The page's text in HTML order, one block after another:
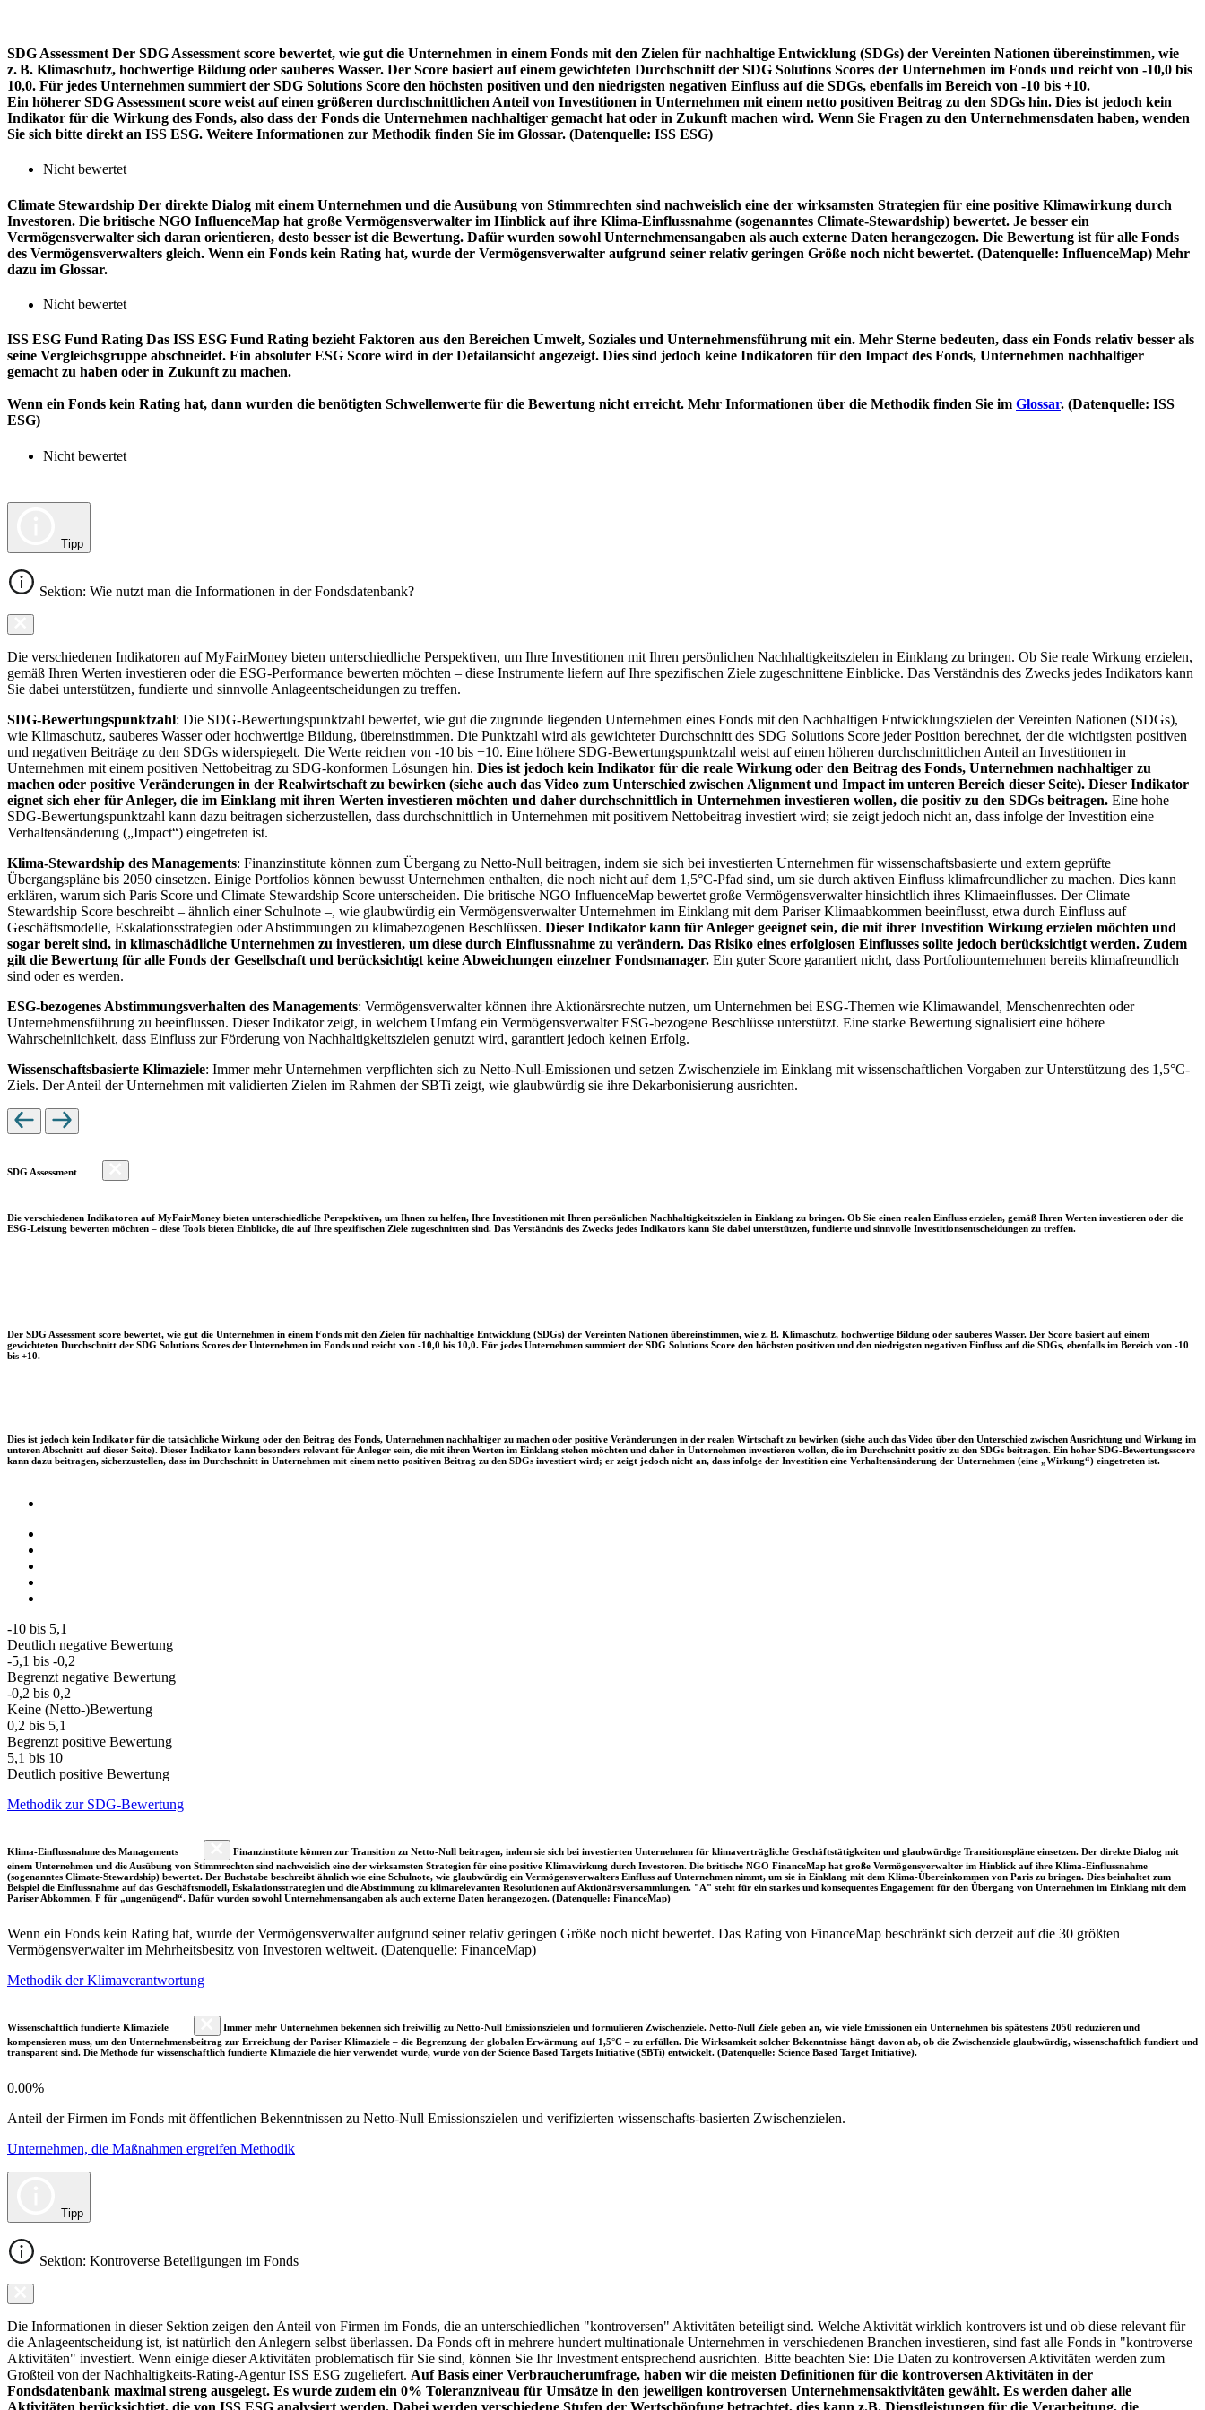
SDG Assessment Der SDG Assessment score bewertet, wie gut die Unternehmen in einem Fonds mit den Zielen für nachhaltige Entwicklung (SDGs) der Vereinten Nationen übereinstimmen, wie
z. B. Klimaschutz, hochwertige Bildung oder sauberes Wasser. Der Score basiert auf einem gewichteten Durchschnitt der SDG Solutions Scores der Unternehmen im Fonds und reicht von -10,0 bis
10,0. Für jedes Unternehmen summiert der SDG Solutions Score den höchsten positiven und den niedrigsten negativen Einfluss auf die SDGs, ebenfalls im Bereich von -10 bis +10.
Ein höherer SDG Assessment score weist auf einen größeren durchschnittlichen Anteil von Investitionen in Unternehmen mit einem netto positiven Beitrag zu den SDGs hin. Dies ist jedoch kein
Indikator für die Wirkung des Fonds, also dass der Fonds die Unternehmen nachhaltiger gemacht hat oder in Zukunft machen wird. Wenn Sie Fragen zu den Unternehmensdaten haben, wenden
Sie sich bitte direkt an ISS ESG. Weitere Informationen zur Methodik finden Sie im Glossar. (Datenquelle: ISS ESG)
Nicht bewertet
Climate Stewardship Der direkte Dialog mit einem Unternehmen und die Ausübung von Stimmrechten sind nachweislich eine der wirksamsten Strategien für eine positive Klimawirkung durch
Investoren. Die britische NGO InfluenceMap hat große Vermögensverwalter im Hinblick auf ihre Klima-Einflussnahme (sogenanntes Climate-Stewardship) bewertet. Je besser ein
Vermögensverwalter sich daran orientieren, desto besser ist die Bewertung. Dafür wurden sowohl Unternehmensangaben als auch externe Daten herangezogen. Die Bewertung ist für alle Fonds
des Vermögensverwalters gleich. Wenn ein Fonds kein Rating hat, wurde der Vermögensverwalter aufgrund seiner relativ geringen Größe noch nicht bewertet. (Datenquelle: InfluenceMap) Mehr
dazu im Glossar.
Nicht bewertet
ISS ESG Fund Rating Das ISS ESG Fund Rating bezieht Faktoren aus den Bereichen Umwelt, Soziales und Unternehmensführung mit ein. Mehr Sterne bedeuten, dass ein Fonds relativ besser als
seine Vergleichsgruppe abschneidet. Ein absoluter ESG Score wird in der Detailansicht angezeigt. Dies sind jedoch keine Indikatoren für den Impact des Fonds, Unternehmen nachhaltiger
gemacht zu haben oder in Zukunft zu machen.
Wenn ein Fonds kein Rating hat, dann wurden die benötigten Schwellenwerte für die Bewertung nicht erreicht. Mehr Informationen über die Methodik finden Sie im Glossar. (Datenquelle: ISS
ESG)
Nicht bewertet
Tipp
Sektion: Wie nutzt man die Informationen in der Fondsdatenbank?
Die verschiedenen Indikatoren auf MyFairMoney bieten unterschiedliche Perspektiven, um Ihre Investitionen mit Ihren persönlichen Nachhaltigkeitszielen in Einklang zu bringen. Ob Sie reale Wirkung erzielen,
gemäß Ihren Werten investieren oder die ESG-Performance bewerten möchten – diese Instrumente liefern auf Ihre spezifischen Ziele zugeschnittene Einblicke. Das Verständnis des Zwecks jedes Indikators kann
Sie dabei unterstützen, fundierte und sinnvolle Anlageentscheidungen zu treffen.
SDG-Bewertungspunktzahl: Die SDG-Bewertungspunktzahl bewertet, wie gut die zugrunde liegenden Unternehmen eines Fonds mit den Nachhaltigen Entwicklungszielen der Vereinten Nationen (SDGs),
wie Klimaschutz, sauberes Wasser oder hochwertige Bildung, übereinstimmen. Die Punktzahl wird als gewichteter Durchschnitt des SDG Solutions Score jeder Position berechnet, der die wichtigsten positiven
und negativen Beiträge zu den SDGs widerspiegelt. Die Werte reichen von -10 bis +10. Eine höhere SDG-Bewertungspunktzahl weist auf einen höheren durchschnittlichen Anteil an Investitionen in
Unternehmen mit einem positiven Nettobeitrag zu SDG-konformen Lösungen hin. Dies ist jedoch kein Indikator für die reale Wirkung oder den Beitrag des Fonds, Unternehmen nachhaltiger zu
machen oder positive Veränderungen in der Realwirtschaft zu bewirken (siehe auch das Video zum Unterschied zwischen Alignment und Impact im unteren Bereich dieser Seite). Dieser Indikator
eignet sich eher für Anleger, die im Einklang mit ihren Werten investieren möchten und daher durchschnittlich in Unternehmen investieren wollen, die positiv zu den SDGs beitragen. Eine hohe
SDG-Bewertungspunktzahl kann dazu beitragen sicherzustellen, dass durchschnittlich in Unternehmen mit positivem Nettobeitrag investiert wird; sie zeigt jedoch nicht an, dass infolge der Investition eine
Verhaltensänderung („Impact“) eingetreten ist.
Klima-Stewardship des Managements: Finanzinstitute können zum Übergang zu Netto-Null beitragen, indem sie sich bei investierten Unternehmen für wissenschaftsbasierte und extern geprüfte
Übergangspläne bis 2050 einsetzen. Einige Portfolios können bewusst Unternehmen enthalten, die noch nicht auf dem 1,5°C-Pfad sind, um sie durch aktiven Einfluss klimafreundlicher zu machen. Dies kann
erklären, warum sich Paris Score und Climate Stewardship Score unterscheiden. Die britische NGO InfluenceMap bewertet große Vermögensverwalter hinsichtlich ihres Klimaeinflusses. Der Climate
Stewardship Score beschreibt – ähnlich einer Schulnote –, wie glaubwürdig ein Vermögensverwalter Unternehmen im Einklang mit dem Pariser Klimaabkommen beeinflusst, etwa durch Einfluss auf
Geschäftsmodelle, Eskalationsstrategien oder Abstimmungen zu klimabezogenen Beschlüssen. Dieser Indikator kann für Anleger geeignet sein, die mit ihrer Investition Wirkung erzielen möchten und
sogar bereit sind, in klimaschädliche Unternehmen zu investieren, um diese durch Einflussnahme zu verändern. Das Risiko eines erfolglosen Einflusses sollte jedoch berücksichtigt werden. Zudem
gilt die Bewertung für alle Fonds der Gesellschaft und berücksichtigt keine Abweichungen einzelner Fondsmanager. Ein guter Score garantiert nicht, dass Portfoliounternehmen bereits klimafreundlich
sind oder es werden.
ESG-bezogenes Abstimmungsverhalten des Managements: Vermögensverwalter können ihre Aktionärsrechte nutzen, um Unternehmen bei ESG-Themen wie Klimawandel, Menschenrechten oder
Unternehmensführung zu beeinflussen. Dieser Indikator zeigt, in welchem Umfang ein Vermögensverwalter ESG-bezogene Beschlüsse unterstützt. Eine starke Bewertung signalisiert eine höhere
Wahrscheinlichkeit, dass Einfluss zur Förderung von Nachhaltigkeitszielen genutzt wird, garantiert jedoch keinen Erfolg.
Wissenschaftsbasierte Klimaziele: Immer mehr Unternehmen verpflichten sich zu Netto-Null-Emissionen und setzen Zwischenziele im Einklang mit wissenschaftlichen Vorgaben zur Unterstützung des 1,5°C-
Ziels. Der Anteil der Unternehmen mit validierten Zielen im Rahmen der SBTi zeigt, wie glaubwürdig sie ihre Dekarbonisierung ausrichten.
SDG Assessment
Die verschiedenen Indikatoren auf MyFairMoney bieten unterschiedliche Perspektiven, um Ihnen zu helfen, Ihre Investitionen mit Ihren persönlichen Nachhaltigkeitszielen in Einklang zu bringen. Ob Sie einen realen Einfluss erzielen, gemäß Ihren Werten investieren oder die
ESG-Leistung bewerten möchten – diese Tools bieten Einblicke, die auf Ihre spezifischen Ziele zugeschnitten sind. Das Verständnis des Zwecks jedes Indikators kann Sie dabei unterstützen, fundierte und sinnvolle Investitionsentscheidungen zu treffen.
Der SDG Assessment score bewertet, wie gut die Unternehmen in einem Fonds mit den Zielen für nachhaltige Entwicklung (SDGs) der Vereinten Nationen übereinstimmen, wie z. B. Klimaschutz, hochwertige Bildung oder sauberes Wasser. Der Score basiert auf einem
gewichteten Durchschnitt der SDG Solutions Scores der Unternehmen im Fonds und reicht von -10,0 bis 10,0. Für jedes Unternehmen summiert der SDG Solutions Score den höchsten positiven und den niedrigsten negativen Einfluss auf die SDGs, ebenfalls im Bereich von -10
bis +10.
Dies ist jedoch kein Indikator für die tatsächliche Wirkung oder den Beitrag des Fonds, Unternehmen nachhaltiger zu machen oder positive Veränderungen in der realen Wirtschaft zu bewirken (siehe auch das Video über den Unterschied zwischen Ausrichtung und Wirkung im
unteren Abschnitt auf dieser Seite). Dieser Indikator kann besonders relevant für Anleger sein, die mit ihren Werten im Einklang stehen möchten und daher in Unternehmen investieren wollen, die im Durchschnitt positiv zu den SDGs beitragen. Ein hoher SDG-Bewertungsscore
kann dazu beitragen, sicherzustellen, dass im Durchschnitt in Unternehmen mit einem netto positiven Beitrag zu den SDGs investiert wird; er zeigt jedoch nicht an, dass infolge der Investition eine Verhaltensänderung der Unternehmen (eine „Wirkung“) eingetreten ist.
-10 bis 5,1
Deutlich negative Bewertung
-5,1 bis -0,2
Begrenzt negative Bewertung
-0,2 bis 0,2
Keine (Netto-)Bewertung
0,2 bis 5,1
Begrenzt positive Bewertung
5,1 bis 10
Deutlich positive Bewertung
Methodik zur SDG-Bewertung
Klima-Einflussnahme des Managements
Finanzinstitute können zur Transition zu Netto-Null beitragen, indem sie sich bei investierten Unternehmen für klimaverträgliche Geschäftstätigkeiten und glaubwürdige Transitionspläne einsetzen. Der direkte Dialog mit
einem Unternehmen und die Ausübung von Stimmrechten sind nachweislich eine der wirksamsten Strategien für eine positive Klimawirkung durch Investoren. Die britische NGO FinanceMap hat große Vermögensverwalter im Hinblick auf ihre Klima-Einflussnahme
(sogenanntes Climate-Stewardship) bewertet. Der Buchstabe beschreibt ähnlich wie eine Schulnote, wie glaubwürdig ein Vermögensverwalters Einfluss auf Unternehmen nimmt, um sie in Einklang mit dem Klima-Übereinkommen von Paris zu bringen. Dies beinhaltet zum
Beispiel die Einflussnahme auf das Geschäftsmodell, Eskalationsstrategien und die Abstimmung zu klimarelevanten Resolutionen auf Aktionärsversammlungen. "A" steht für ein starkes und konsequentes Engagement für den Übergang von Unternehmen im Einklang mit dem
Pariser Abkommen, F für „ungenügend“. Dafür wurden sowohl Unternehmensangaben als auch externe Daten herangezogen. (Datenquelle: FinanceMap)
Wenn ein Fonds kein Rating hat, wurde der Vermögensverwalter aufgrund seiner relativ geringen Größe noch nicht bewertet. Das Rating von FinanceMap beschränkt sich derzeit auf die 30 größten
Vermögensverwalter im Mehrheitsbesitz von Investoren weltweit. (Datenquelle: FinanceMap)
Methodik der Klimaverantwortung
Wissenschaftlich fundierte Klimaziele
Immer mehr Unternehmen bekennen sich freiwillig zu Netto-Null Emissionszielen und formulieren Zwischenziele. Netto-Null Ziele geben an, wie viele Emissionen ein Unternehmen bis spätestens 2050 reduzieren und
kompensieren muss, um den Unternehmensbeitrag zur Erreichung der Pariser Klimaziele – die Begrenzung der globalen Erwärmung auf 1,5°C – zu erfüllen. Die Wirksamkeit solcher Bekenntnisse hängt davon ab, ob die Zwischenziele glaubwürdig, wissenschaftlich fundiert und
transparent sind. Die Methode für wissenschaftlich fundierte Klimaziele die hier verwendet wurde, wurde von der Science Based Targets Initiative (SBTi) entwickelt. (Datenquelle: Science Based Target Initiative).
0.00%
Anteil der Firmen im Fonds mit öffentlichen Bekenntnissen zu Netto-Null Emissionszielen und verifizierten wissenschafts-basierten Zwischenzielen.
Unternehmen, die Maßnahmen ergreifen Methodik
Tipp
Sektion: Kontroverse Beteiligungen im Fonds
Die Informationen in dieser Sektion zeigen den Anteil von Firmen im Fonds, die an unterschiedlichen "kontroversen" Aktivitäten beteiligt sind. Welche Aktivität wirklich kontrovers ist und ob diese relevant für
die Anlageentscheidung ist, ist natürlich den Anlegern selbst überlassen. Da Fonds oft in mehrere hundert multinationale Unternehmen in verschiedenen Branchen investieren, sind fast alle Fonds in "kontroverse
Aktivitäten" investiert. Wenn einige dieser Aktivitäten problematisch für Sie sind, können Sie Ihr Investment entsprechend ausrichten. Bitte beachten Sie: Die Daten zu kontroversen Aktivitäten werden zum
Großteil von der Nachhaltigkeits-Rating-Agentur ISS ESG zugeliefert. Auf Basis einer Verbraucherumfrage, haben wir die meisten Definitionen für die kontroversen Aktivitäten in der
Fondsdatenbank maximal streng ausgelegt. Es wurde zudem ein 0% Toleranzniveau für Umsätze in den jeweiligen kontroversen Unternehmensaktivitäten gewählt. Es werden daher alle
Aktivitäten berücksichtigt, die von ISS ESG analysiert werden. Dabei werden verschiedene Stufen der Wertschöpfung betrachtet, dies kann z.B. Dienstleistungen für die Verarbeitung, die